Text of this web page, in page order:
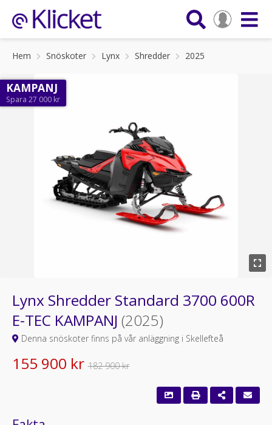
Hem Snöskoter Lynx Shredder 2025
KAMPANJ
Spara 27 000 kr
Lynx Shredder Standard 3700 600R
E-TEC KAMPANJ (2025)
Denna snöskoter finns på vår anläggning i Skellefteå
155 900 kr 182 900 kr